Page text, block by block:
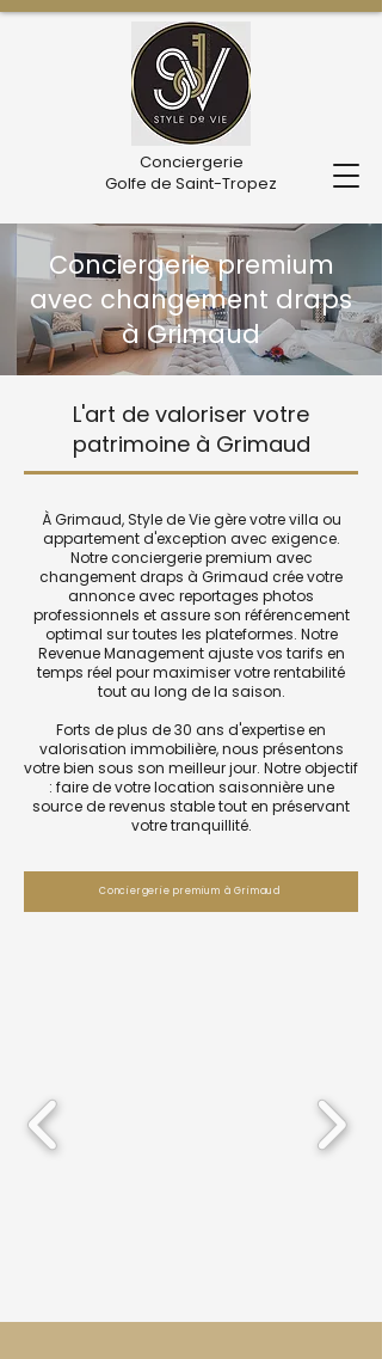
Conciergerie
Golfe de Saint-Tropez
Conciergerie premium
avec changement draps
à Grimaud
L'art de valoriser votre
patrimoine à Grimaud
À Grimaud, Style de Vie gère votre villa ou
appartement d'exception avec exigence.
Notre conciergerie premium avec
changement draps à Grimaud crée votre
annonce avec reportages photos
professionnels et assure son référencement
optimal sur toutes les plateformes. Notre
Revenue Management ajuste vos tarifs en
temps réel pour maximiser votre rentabilité
tout au long de la saison.
Forts de plus de 30 ans d'expertise en
valorisation immobilière, nous présentons
votre bien sous son meilleur jour. Notre objectif
: faire de votre location saisonnière une
source de revenus stable tout en préservant
votre tranquillité.
Conciergerie premium à Grimaud